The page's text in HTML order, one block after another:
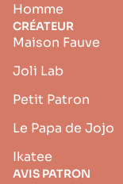
Homme
CRÉATEUR
Maison Fauve
Joli Lab
Petit Patron
Le Papa de Jojo
Ikatee
AVIS PATRON